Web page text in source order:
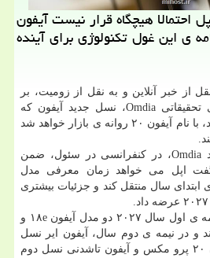
هیچگاه قرار نیست آیفون
ی این غول تکنولوژی برای آینده
از خبر آنلاین و به نقل از زومیت، بر
اساس گزارش مؤسسه ی تحقیقاتی Omdia، نسل جدید آیفون که
پاییز ۲۰۲۷ معرفی می شود، با نام آیفون ۲۰ روانه ی بازار خواهد شد
هو مویول، پژوهشگر ارشد Omdia، در کنفرانسی در سئول، ضمن
اپل می خواهد زمان معرفی مدل
ی ابتدای سال منتقل کند و جزئیات بیشتری
بر طبق این گزارش، در نیمه ی اول سال ۲۰۲۷ دو مدل آیفون ۱۸e و
گردند و در نیمه ی دوم سال، آیفون ایر نسل
جدید، آیفون ۲۰ پرو، آیفون ۲۰ پرو مکس و آیفون تاشدنی نسل دوم